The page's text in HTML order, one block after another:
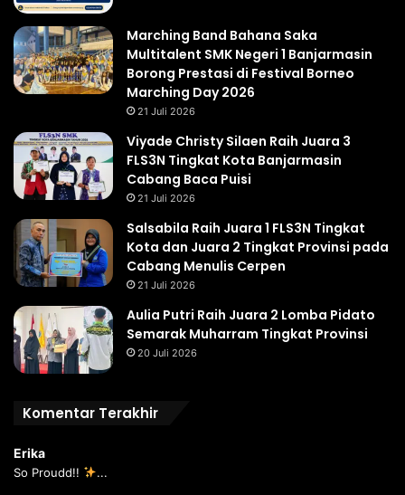
Marching Band Bahana Saka
Multitalent SMK Negeri 1 Banjarmasin
Borong Prestasi di Festival Borneo
Marching Day 2026
21 Juli 2026
Viyade Christy Silaen Raih Juara 3
FLS3N Tingkat Kota Banjarmasin
Cabang Baca Puisi
21 Juli 2026
Salsabila Raih Juara 1 FLS3N Tingkat
Kota dan Juara 2 Tingkat Provinsi pada
Cabang Menulis Cerpen
21 Juli 2026
Aulia Putri Raih Juara 2 Lomba Pidato
Semarak Muharram Tingkat Provinsi
20 Juli 2026
Komentar Terakhir
Erika
So Proudd!! ...